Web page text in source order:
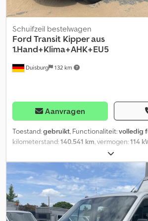
cabine Interieur Interieur: zwart
Aantal eigenaren: 1 Aantal sleutels: 2
Dani Autobedrijven B.V. Ootmarsumseweg 110
NL
Duisburg 132 km
Schuifzeil bestelwagen
Ford Transit Kipper aus
1.Hand+Klima+AHK+EU5
Aanvragen
Toestand:gebruikt, Functionaliteit:volledig
kilometerstand:140.541 km , vermogen:114
, brandstoftype:
maximaal laadgewicht:1.510 kg,
asconfiguratie:
, volgende keuring (TÜV):
diesel, kleur:zilver , bestuurderscabine:
overbrenging:mechanisch, aantal
Euro 5, aantal zitplaatsen:7, totale lengte:
breedte:2.300 mm, totale hoogte: 2.890 mm